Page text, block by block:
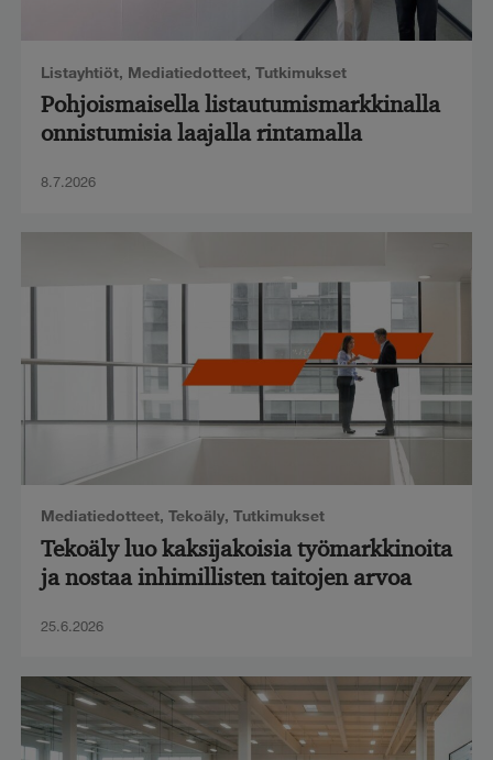
Listayhtiöt, Mediatiedotteet, Tutkimukset
Pohjoismaisella listautumismarkkinalla
onnistumisia laajalla rintamalla
8.7.2026
Mediatiedotteet, Tekoäly, Tutkimukset
Tekoäly luo kaksijakoisia työmarkkinoita
ja nostaa inhimillisten taitojen arvoa
25.6.2026